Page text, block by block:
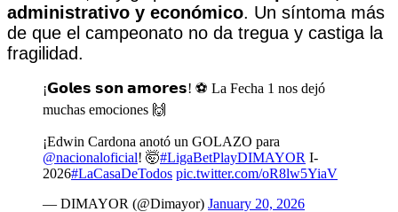
administrativo y económico. Un síntoma más
de que el campeonato no da tregua y castiga la
fragilidad.
¡𝗚𝗼𝗹𝗲𝘀 𝘀𝗼𝗻 𝗮𝗺𝗼𝗿𝗲𝘀! ⚽ La Fecha 1 nos dejó
muchas emociones 🙌
¡Edwin Cardona anotó un GOLAZO para
@nacionaloficial! 🤯#LigaBetPlayDIMAYOR I-
2026#LaCasaDeTodos pic.twitter.com/oR8lw5YiaV
— DIMAYOR (@Dimayor) January 20, 2026